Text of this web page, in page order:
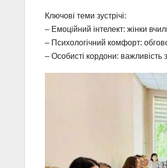
Ключові теми зустрічі:
– Емоційний інтелект: жінки
– Психологічний комфорт:
– Особисті кордони: важливість